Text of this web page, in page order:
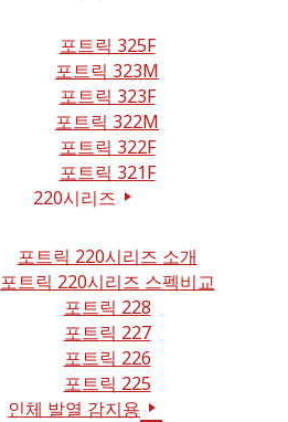
포트릭 325F
포트릭 323M
포트릭 323F
포트릭 322M
포트릭 322F
포트릭 321F
220시리즈
포트릭 220시리즈 소개
포트릭 220시리즈 스펙비교
포트릭 228
포트릭 227
포트릭 226
포트릭 225
인체 발열 감지용